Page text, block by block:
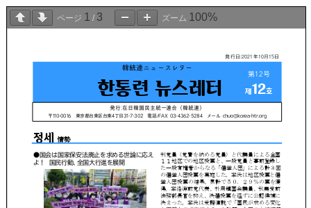
ページ 1 / 3 ズーム 100%